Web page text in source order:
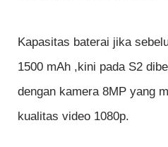
Kapasitas baterai jika
1500 mAh ,kini pada S2
dengan kamera 8MP yang
kualitas video 1080p.